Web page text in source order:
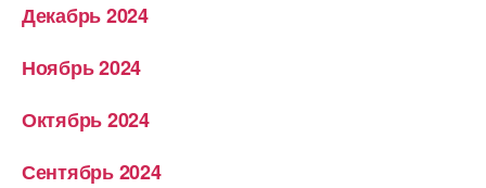
Декабрь 2024
Ноябрь 2024
Октябрь 2024
Сентябрь 2024